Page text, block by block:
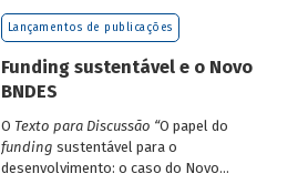
Lançamentos de publicações
Funding sustentável e o Novo
BNDES
O Texto para Discussão “O papel do
funding sustentável para o
desenvolvimento: o caso do Novo